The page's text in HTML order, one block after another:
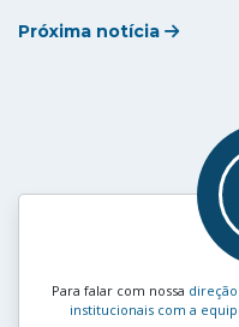
Próxima notícia
Para falar com nossa
institucionais com a